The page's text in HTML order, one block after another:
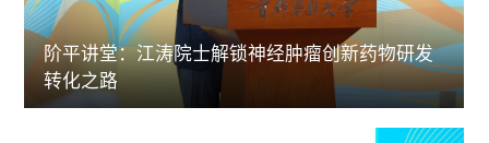
阶平讲堂：江涛院士解锁神经肿瘤创新药物研发
转化之路